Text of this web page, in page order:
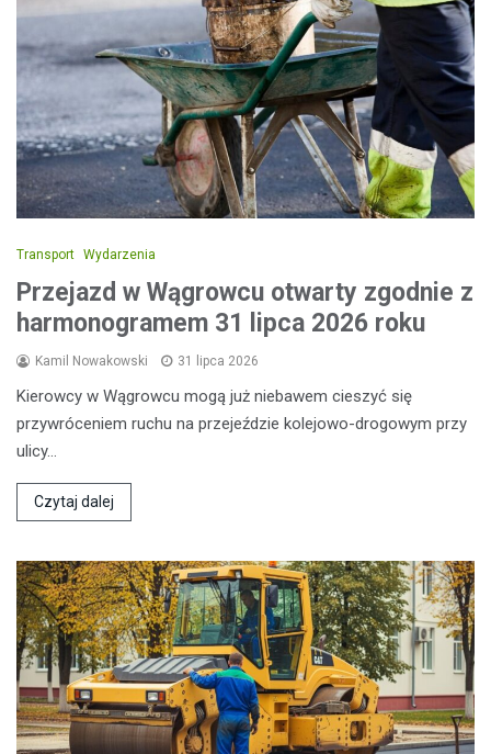
Transport Wydarzenia
Przejazd w Wągrowcu otwarty zgodnie z
harmonogramem 31 lipca 2026 roku
Kamil Nowakowski 31 lipca 2026
Kierowcy w Wągrowcu mogą już niebawem cieszyć się
przywróceniem ruchu na przejeździe kolejowo-drogowym przy
ulicy…
Czytaj dalej